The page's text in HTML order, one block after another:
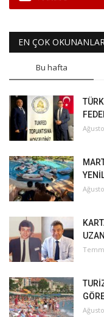
EN ÇOK
Bu hafta